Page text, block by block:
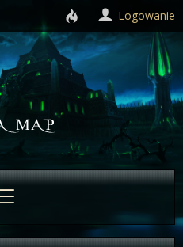
Logowanie